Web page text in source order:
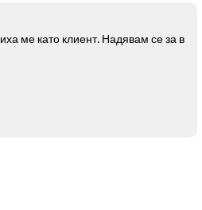
ме като клиент. Надявам се за в